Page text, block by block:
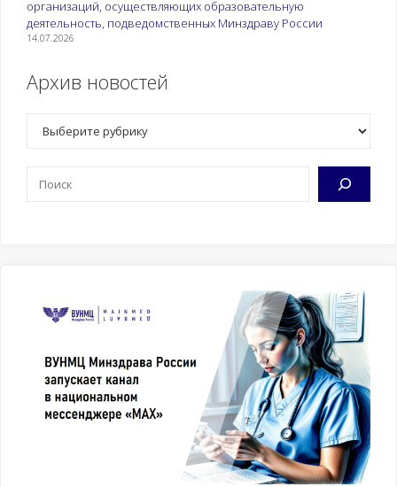
организаций, осуществляющих образовательную
деятельность, подведомственных Минздраву России
14.07.2026
Архив новостей